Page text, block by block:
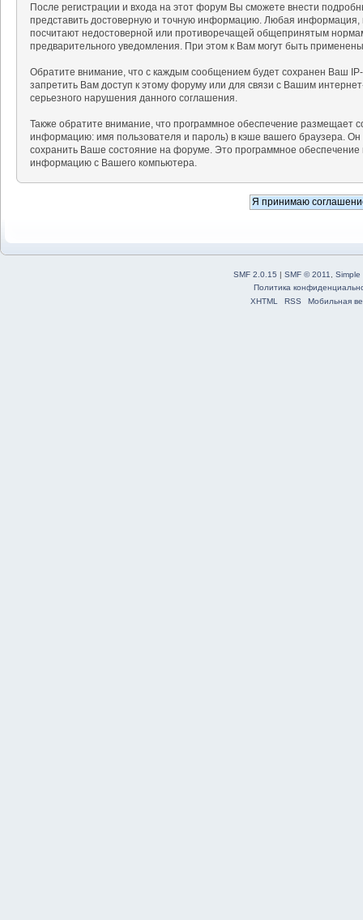
После регистрации и входа на этот форум Вы сможете внести
представить достоверную и точную информацию. Любая информация,
посчитают недостоверной или противоречащей общепринятым
предварительного уведомления. При этом к Вам могут быть
Обратите внимание, что с каждым сообщением будет сохранен Ваш
запретить Вам доступ к этому форуму или для связи с Вашим
серьезного нарушения данного соглашения.
Также обратите внимание, что программное обеспечение размещает
информацию: имя пользователя и пароль) в кэше вашего браузера.
сохранить Ваше состояние на форуме. Это программное обеспечение
информацию с Вашего компьютера.
SMF 2.0.15 | SMF © 2011
Simple
Политика
XHTML
RSS Мобильная